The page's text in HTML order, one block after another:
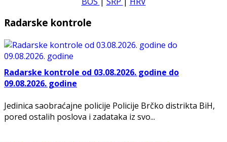
Radarske kontrole
Radarske kontrole od 03.08.2026. godine do
09.08.2026. godine
Jedinica saobraćajne policije Policije Brčko distrikta BiH,
pored ostalih poslova i zadataka iz svo...